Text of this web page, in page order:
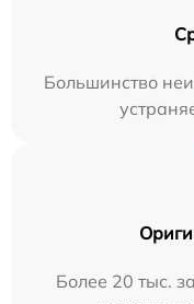
Большинство
Более 20 тыс.